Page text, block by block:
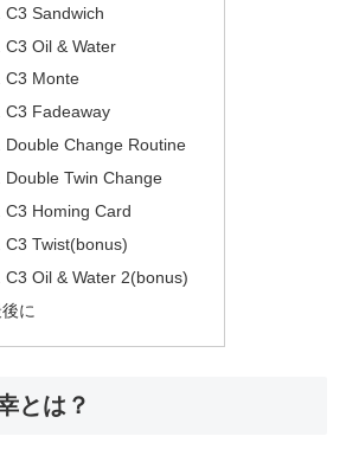
C3 Sandwich
C3 Oil & Water
C3 Monte
C3 Fadeaway
Double Change Routine
Double Twin Change
C3 Homing Card
C3 Twist(bonus)
C3 Oil & Water 2(bonus)
に
とは？